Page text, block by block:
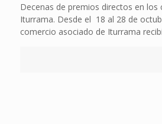
Decenas de premios directos en los
Iturrama. Desde el 18 al 28 de
comercio asociado de Iturrama